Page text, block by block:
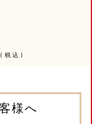
様へ
(税込)